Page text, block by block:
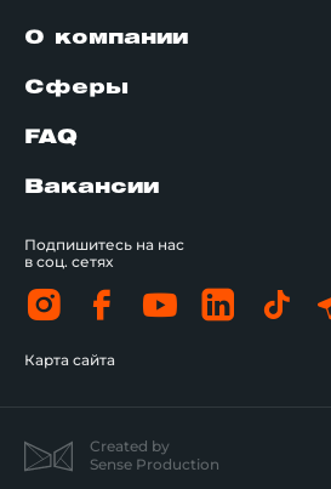
О компании
Сферы
FAQ
Вакансии
Подпишитесь на нас
в соц. сетях
Карта сайта
Created by
Sense Production